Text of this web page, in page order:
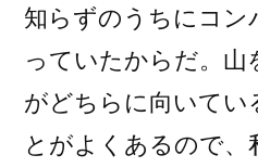
知らずのうちにコン
っていたからだ。山
がどちらに向いてい
とがよくあるので、